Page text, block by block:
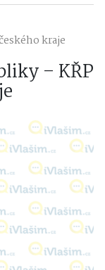
kraje
– KŘP